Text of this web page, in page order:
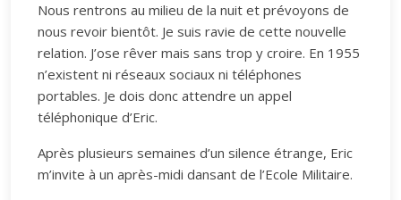
Nous rentrons au milieu de la nuit et prévoyons de
nous revoir bientôt. Je suis ravie de cette nouvelle
relation. J’ose rêver mais sans trop y croire. En 1955
n’existent ni réseaux sociaux ni téléphones
portables. Je dois donc attendre un appel
téléphonique d’Eric.
Après plusieurs semaines d’un silence étrange, Eric
m’invite à un après-midi dansant de l’Ecole Militaire.